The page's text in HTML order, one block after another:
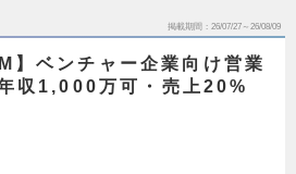
掲載期間 26/07/27～26/08/09
】ベンチャー企業向け営業
収1,000万可・売上20%